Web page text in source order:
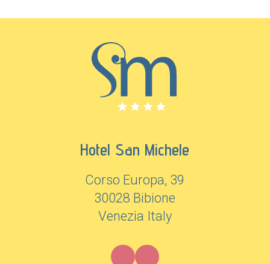
Hotel San Michele
Corso Europa, 39
30028 Bibione
Venezia Italy